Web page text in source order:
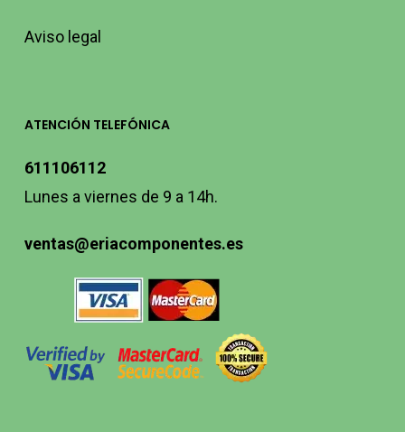
Aviso legal
ATENCIÓN TELEFÓNICA
611106112
Lunes a viernes de 9 a 14h.
ventas@eriacomponentes.es